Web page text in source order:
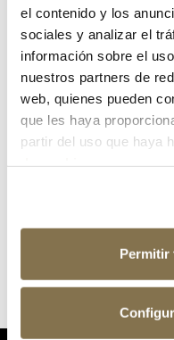
el contenido y los
sociales y analizar el
información sobre el
nuestros partners de
web, quienes pueden
que les haya
partir del uso que haya
Permitir
¿Has olvidado tu